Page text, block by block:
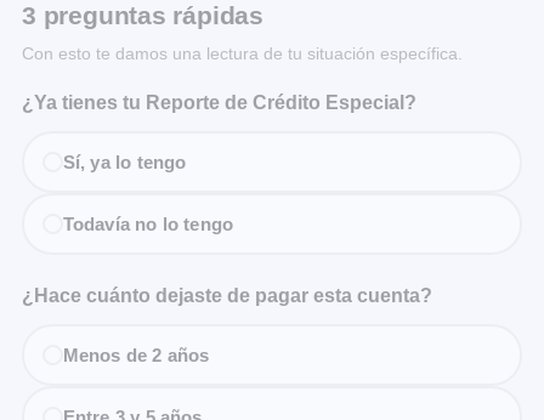
3 preguntas rápidas
Con esto te damos una lectura de tu situación específica.
¿Ya tienes tu Reporte de Crédito Especial?
Sí, ya lo tengo
Todavía no lo tengo
¿Hace cuánto dejaste de pagar esta cuenta?
Menos de 2 años